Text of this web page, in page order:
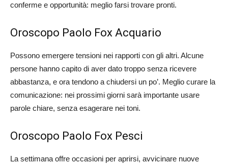
conferme e opportunità: meglio farsi trovare pronti.
Oroscopo Paolo Fox Acquario
Possono emergere tensioni nei rapporti con gli altri. Alcune
persone hanno capito di aver dato troppo senza ricevere
abbastanza, e ora tendono a chiudersi un po’. Meglio curare la
comunicazione: nei prossimi giorni sarà importante usare
parole chiare, senza esagerare nei toni.
Oroscopo Paolo Fox Pesci
La settimana offre occasioni per aprirsi, avvicinare nuove